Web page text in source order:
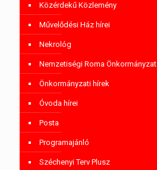
Közérdekű Közlemény
Művelődési Ház hírei
Nekrológ
Nemzetiségi Roma Önkormányzat
Önkormányzati hírek
Óvoda hírei
Posta
Programajánló
Széchenyi Terv Plusz